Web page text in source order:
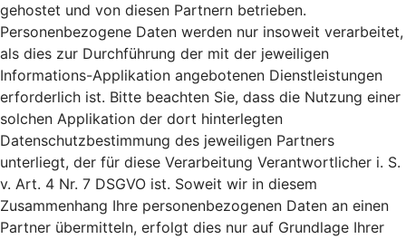
gehostet und von diesen Partnern betrieben.
Personenbezogene Daten werden nur insoweit verarbeitet,
als dies zur Durchführung der mit der jeweiligen
Informations-Applikation angebotenen Dienstleistungen
erforderlich ist. Bitte beachten Sie, dass die Nutzung einer
solchen Applikation der dort hinterlegten
Datenschutzbestimmung des jeweiligen Partners
unterliegt, der für diese Verarbeitung Verantwortlicher i. S.
v. Art. 4 Nr. 7 DSGVO ist. Soweit wir in diesem
Zusammenhang Ihre personenbezogenen Daten an einen
Partner übermitteln, erfolgt dies nur auf Grundlage Ihrer